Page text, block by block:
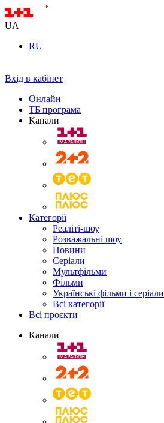
UA
RU
Вхід в кабінет
Онлайн
ТБ програма
Канали
Категорії
Реаліті-шоу
Розважальні шоу
Новини
Серіали
Мультфільми
Фільми
Українські фільми і серіали
Всі категорії
Всі проєкти
Канали